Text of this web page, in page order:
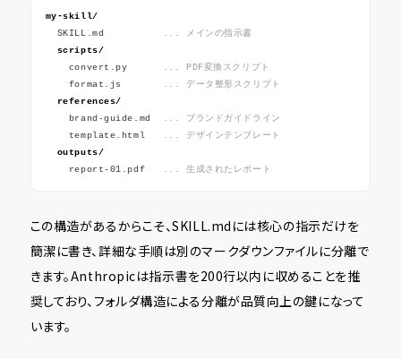
my-skill/
SKILL.md
... メインの指示書
scripts/
convert.py
... PDF変換スクリプト
format.js
... データ整形スクリプト
references/
brand-guide.md
... ブランドガイドライン
template.html
... デザインテンプレート
outputs/
report-01.pdf
... 生成されたレポート
この構造があるからこそ、SKILL.mdには核心の指示だけを
簡潔に書き、詳細な手順は別のマークダウンファイルに分離で
きます。Anthropicは指示書を200行以内に収めることを推
奨しており、フォルダ構造による分離が品質向上の鍵になって
います。